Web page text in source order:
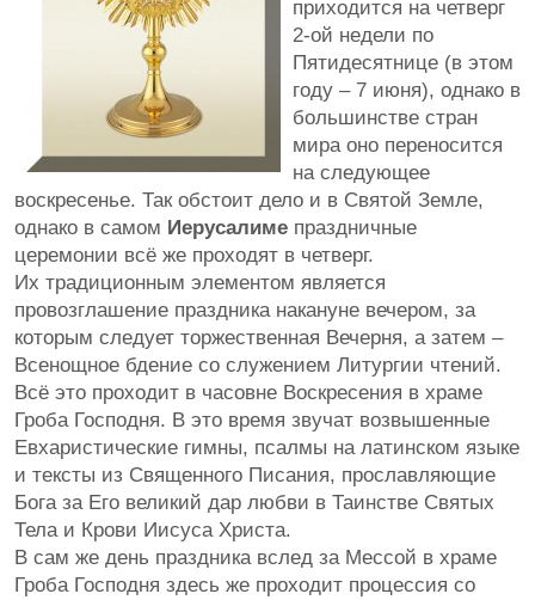
приходится на четверг
2-ой недели по
Пятидесятнице (в этом
году – 7 июня), однако в
большинстве стран
мира оно переносится
на следующее
воскресенье. Так обстоит дело и в Святой Земле,
однако в самом Иерусалиме праздничные
церемонии всё же проходят в четверг.
Их традиционным элементом является
провозглашение праздника накануне вечером, за
которым следует торжественная Вечерня, а затем –
Всенощное бдение со служением Литургии чтений.
Всё это проходит в часовне Воскресения в храме
Гроба Господня. В это время звучат возвышенные
Евхаристические гимны, псалмы на латинском языке
и тексты из Священного Писания, прославляющие
Бога за Его великий дар любви в Таинстве Святых
Тела и Крови Иисуса Христа.
В сам же день праздника вслед за Мессой в храме
Гроба Господня здесь же проходит процессия со